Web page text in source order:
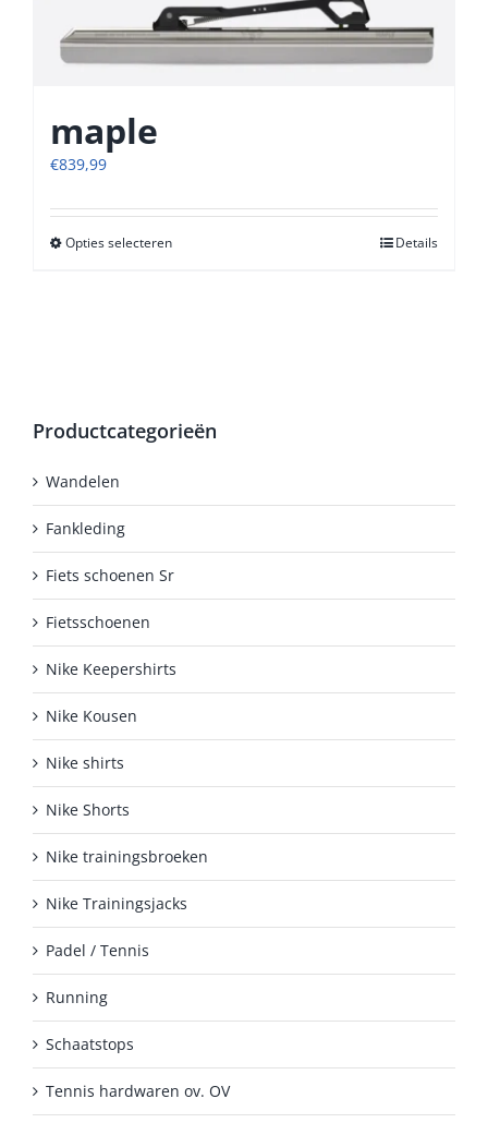
maple
€839,99
Opties selecterenDit
gekozen
de
Details
Productcategorieën
Wandelen
Fankleding
Fiets schoenen Sr
Fietsschoenen
Nike Keepershirts
Nike Kousen
Nike shirts
Nike Shorts
Nike trainingsbroeken
Nike Trainingsjacks
Padel / Tennis
Running
Schaatstops
Tennis hardwaren ov. OV